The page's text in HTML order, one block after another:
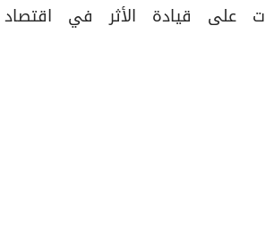
على قيادة الأثر في اقتصاد